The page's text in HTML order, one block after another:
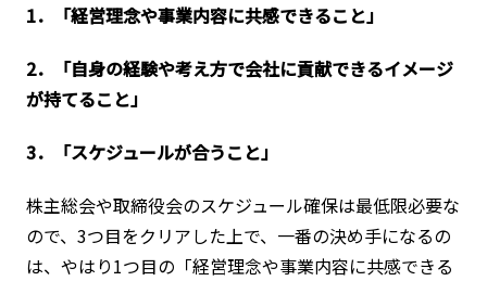
1．「経営理念や事業内容に共感できること」
2．「自身の経験や考え方で会社に貢献できるイメージ
が持てること」
3．「スケジュールが合うこと」
株主総会や取締役会のスケジュール確保は最低限必要な
ので、3つ目をクリアした上で、一番の決め手になるの
は、やはり1つ目の「経営理念や事業内容に共感できる